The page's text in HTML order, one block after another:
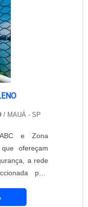
/ MAUÁ - SP
e Zona
ofereçam
a rede
pela
arquitetônico